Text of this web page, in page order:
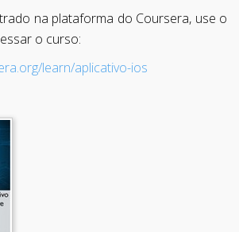
na plataforma do Coursera, use o
o curso:
learn/aplicativo-ios